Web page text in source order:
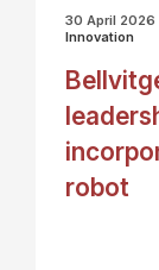
30 April 2026
Innovation
robot